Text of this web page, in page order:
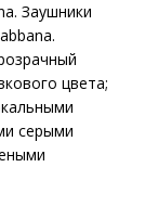
Заушники
цвета;
серыми